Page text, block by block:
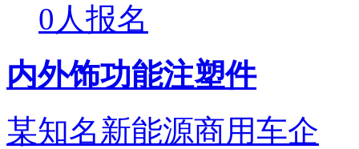
0人报名
内外饰功能注塑件
某知名新能源商用车企